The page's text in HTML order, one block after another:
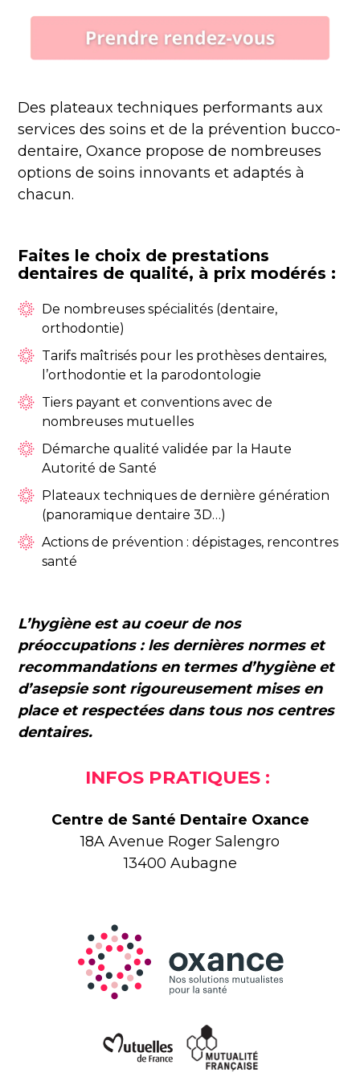
Des plateaux techniques performants aux
services des soins et de la prévention bucco-
dentaire, Oxance propose de nombreuses
options de soins innovants et adaptés à
chacun.
Faites le choix de prestations
dentaires de qualité, à prix modérés :
De nombreuses spécialités (dentaire,
orthodontie)
Tarifs maîtrisés pour les prothèses dentaires,
l’orthodontie et la parodontologie
Tiers payant et conventions avec de
nombreuses mutuelles
Démarche qualité validée par la Haute
Autorité de Santé
Plateaux techniques de dernière génération
(panoramique dentaire 3D…)
Actions de prévention : dépistages, rencontres
santé
L’hygiène est au coeur de nos
préoccupations : les dernières normes et
recommandations en termes d’hygiène et
d’asepsie sont rigoureusement mises en
place etrespectées dans tous nos centres
dentaires.
INFOS PRATIQUES :
Centre de Santé Dentaire Oxance
18A Avenue Roger Salengro
13400 Aubagne